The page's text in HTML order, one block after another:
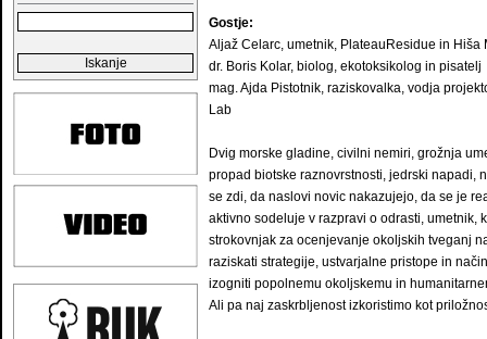
Gostje:
Aljaž Celarc, umetnik, PlateauResidue in Hiša
dr. Boris Kolar, biolog, ekotoksikolog in pisatelj
mag. Ajda Pistotnik, raziskovalka, vodja
Lab
Dvig morske gladine, civilni nemiri, grožnja
propad biotske raznovrstnosti, jedrski napadi,
se zdi, da naslovi novic nakazujejo, da se je
aktivno sodeluje v razpravi o odrasti,
strokovnjak za ocenjevanje okoljskih tveganj
raziskati strategije, ustvarjalne pristope in
izogniti popolnemu okoljskemu in
Ali pa naj zaskrbljenost izkoristimo kot